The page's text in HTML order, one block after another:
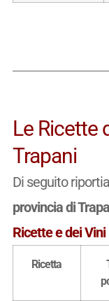
Le Ricette
Trapani
Di seguito
provincia di
Ricette e dei
Ricetta